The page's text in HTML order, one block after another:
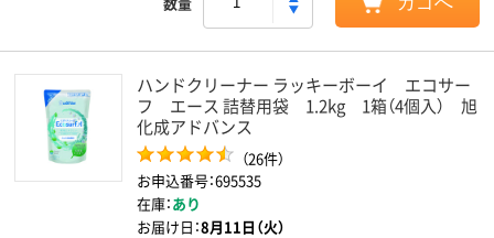
ハンドクリーナー ラッキーボーイ エコサー
フ エース 詰替用袋 1.2kg 1箱（4個入） 旭
化成アドバンス
（26件）
お申込番号：695535
在庫：あり
お届け日：8月11日（火）